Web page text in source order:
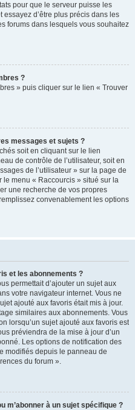
pour que le serveur puisse les
d’être plus précis dans les
forums dans lesquels vous souhaitez
?
» puis cliquer sur le lien « Trouver
messages et sujets ?
soit en cliquant sur le lien
de contrôle de l’utilisateur, soit en
de l’utilisateur » sur la page de
menu « Raccourcis » situé sur la
une recherche de vos propres
convenablement les options
et les abonnements ?
permettait d’ajouter un sujet aux
votre navigateur internet. Vous ne
ajouté aux favoris était mis à jour.
similaires aux abonnements. Vous
lorsqu’un sujet ajouté aux favoris est
préviendra de la mise à jour d’un
Les options de notification des
modifiés depuis le panneau de
du forum ».
m’abonner à un sujet spécifique ?